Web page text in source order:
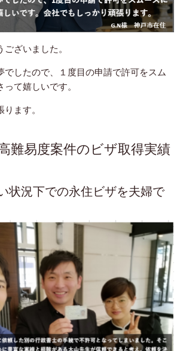
ざいました。
でしたので、１度目の申請で許可をスム
て嬉しいです。
ます。
難易度案件のビザ取得実績
状況下での永住ビザを夫婦で